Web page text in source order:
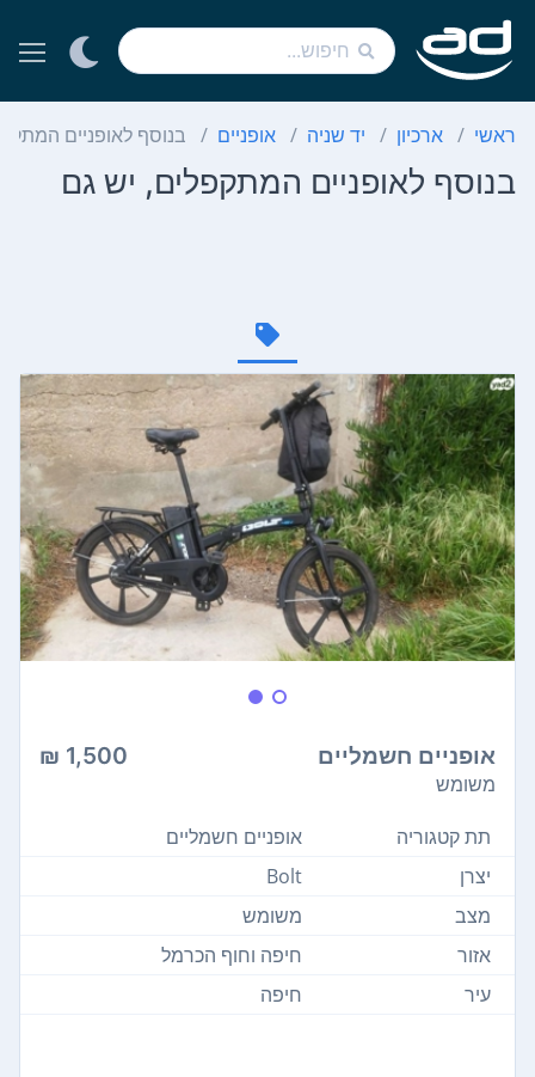
ראשי ארכיון יד שניה אופניים בנוסף לאופניים
בנוסף לאופניים המתקפלים, יש גם
אופניים חשמליים 1,500 ₪
משומש
תת קטגוריה
אופניים חשמליים
יצרן
Bolt
מצב
משומש
אזור
חיפה וחוף הכרמל
עיר
חיפה